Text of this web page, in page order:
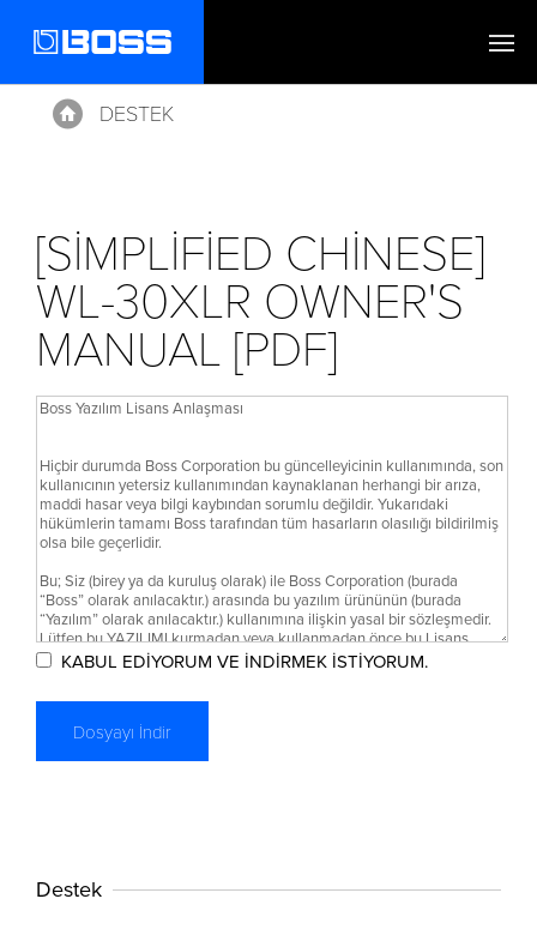
Home
DESTEK
[SIMPLIFIED CHINESE]
WL-30XLR OWNER'S
MANUAL [PDF]
KABUL EDİYORUM VE İNDİRMEK İSTİYORUM.
Destek